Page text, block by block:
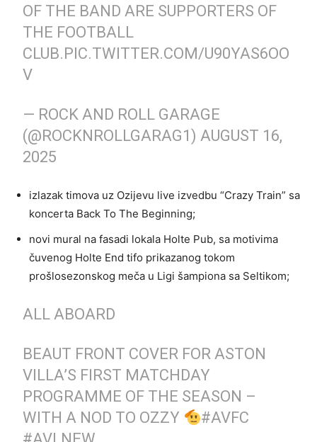
OF THE BAND ARE SUPPORTERS OF
THE FOOTBALL
CLUB. PIC.TWITTER.COM/U90YAS6OO
V
— ROCK AND ROLL GARAGE
(@ROCKNROLLGARAG1)AUGUST 16,
2025
izlazak timova uz Ozijevu live izvedbu “Crazy Train” sa
koncerta Back To The Beginning;
novi mural na fasadi lokala Holte Pub, sa motivima
čuvenog Holte End tifo prikazanog tokom
prošlosezonskog meča u Ligi šampiona sa Seltikom;
ALL ABOARD
BEAUT FRONT COVER FOR ASTON
VILLA’S FIRST MATCHDAY
PROGRAMME OF THE SEASON –
WITH A NOD TO OZZY
#AVFC